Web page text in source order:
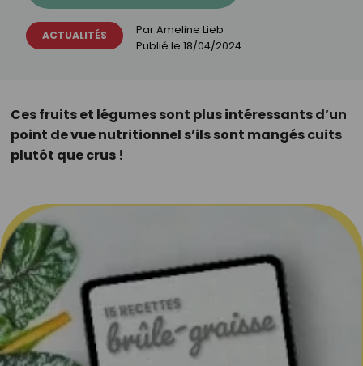
ACTUALITÉS ParAmeline Lieb
Publié le 18/04/2024
Ces fruits et légumes sont plus intéressants d’un
point de vue nutritionnel s’ils sont mangés cuits
plutôt que crus !